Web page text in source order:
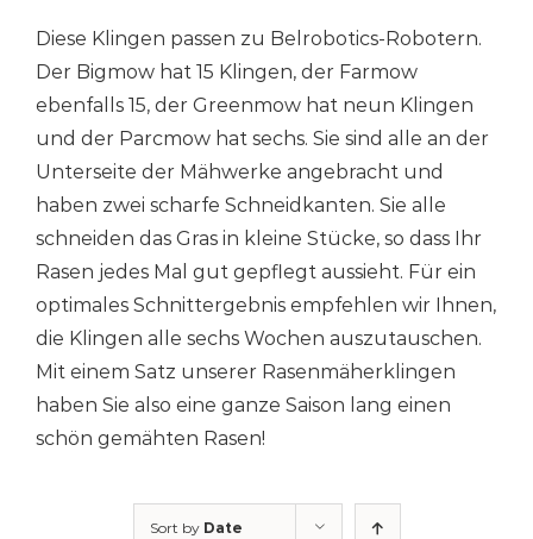
Diese Klingen passen zu Belrobotics-Robotern.
Der Bigmow hat 15 Klingen, der Farmow
ebenfalls 15, der Greenmow hat neun Klingen
und der Parcmow hat sechs. Sie sind alle an der
Unterseite der Mähwerke angebracht und
haben zwei scharfe Schneidkanten. Sie alle
schneiden das Gras in kleine Stücke, so dass Ihr
Rasen jedes Mal gut gepflegt aussieht. Für ein
optimales Schnittergebnis empfehlen wir Ihnen,
die Klingen alle sechs Wochen auszutauschen.
Mit einem Satz unserer Rasenmäherklingen
haben Sie also eine ganze Saison lang einen
schön gemähten Rasen!
Sort by Date